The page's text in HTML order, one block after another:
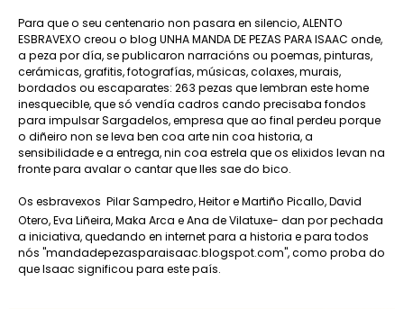
Para que o seu centenario non pasara en silencio, ALENTO
ESBRAVEXO creou o blog UNHA MANDA DE PEZAS PARA ISAAC onde,
a peza por día, se publicaron narracións ou poemas, pinturas,
cerámicas, grafitis, fotografías, músicas, colaxes, murais,
bordados ou escaparates: 263 pezas que lembran este home
inesquecible, que só vendía cadros cando precisaba fondos
para impulsar Sargadelos, empresa que ao final perdeu porque
o diñeiro non se leva ben coa arte nin coa historia, a
sensibilidade e a entrega, nin coa estrela que os elixidos levan na
fronte para avalar o cantar que lles sae do bico.
Os esbravexos  Pilar Sampedro, Heitor e Martiño Picallo, David
Otero, Eva Liñeira, Maka Arca e Ana de Vilatuxe- dan por pechada
a iniciativa, quedando en internet para a historia e para todos
nós "mandadepezasparaisaac.blogspot.com", como proba do
que Isaac significou para este país.